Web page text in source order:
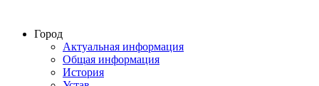
Город
Актуальная информация
Общая информация
История